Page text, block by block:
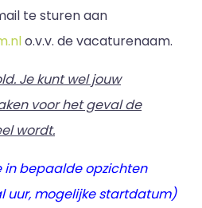
te sturen aan
o.v.v. de vacaturenaam.
Je kunt wel jouw
voor het geval de
wordt.
in bepaalde opzichten
uur, mogelijke startdatum)